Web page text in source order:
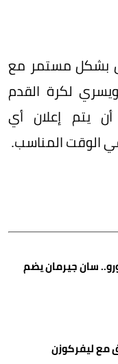
بشكل مستمر مع
لكرة القدم
أن يتم إعلان أي
الوقت المناسب.
يورو.. سان جيرمان يضم
مع ليفركوزن